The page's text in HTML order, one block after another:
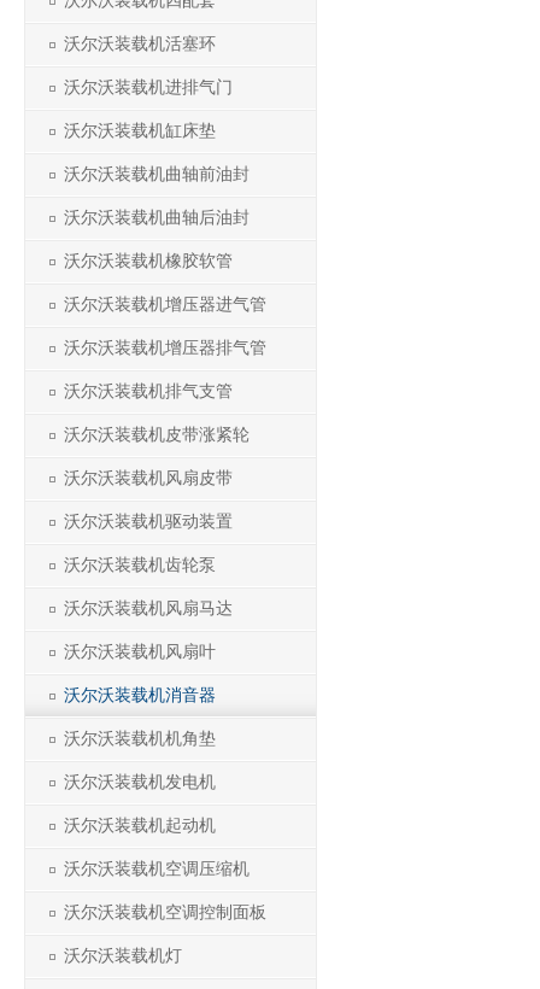
沃尔沃装载机活塞环
沃尔沃装载机进排气门
沃尔沃装载机缸床垫
沃尔沃装载机曲轴前油封
沃尔沃装载机曲轴后油封
沃尔沃装载机橡胶软管
沃尔沃装载机增压器进气管
沃尔沃装载机增压器排气管
沃尔沃装载机排气支管
沃尔沃装载机皮带涨紧轮
沃尔沃装载机风扇皮带
沃尔沃装载机驱动装置
沃尔沃装载机齿轮泵
沃尔沃装载机风扇马达
沃尔沃装载机风扇叶
沃尔沃装载机消音器
沃尔沃装载机机角垫
沃尔沃装载机发电机
沃尔沃装载机起动机
沃尔沃装载机空调压缩机
沃尔沃装载机空调控制面板
沃尔沃装载机灯